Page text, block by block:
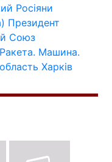
Росіяни
Президент
Союз
Ракета. Машина.
Харків